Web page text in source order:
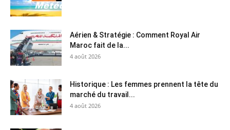
Aérien & Stratégie : Comment Royal Air
Maroc fait de la...
4 août 2026
Historique : Les femmes prennent la tête du
marché du travail...
4 août 2026